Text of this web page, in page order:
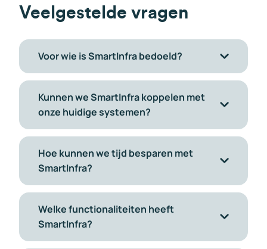
Veelgestelde vragen
Voor wie is SmartInfra bedoeld?
Kunnen we SmartInfra koppelen met
onze huidige systemen?
Hoe kunnen we tijd besparen met
SmartInfra?
Welke functionaliteiten heeft
SmartInfra?